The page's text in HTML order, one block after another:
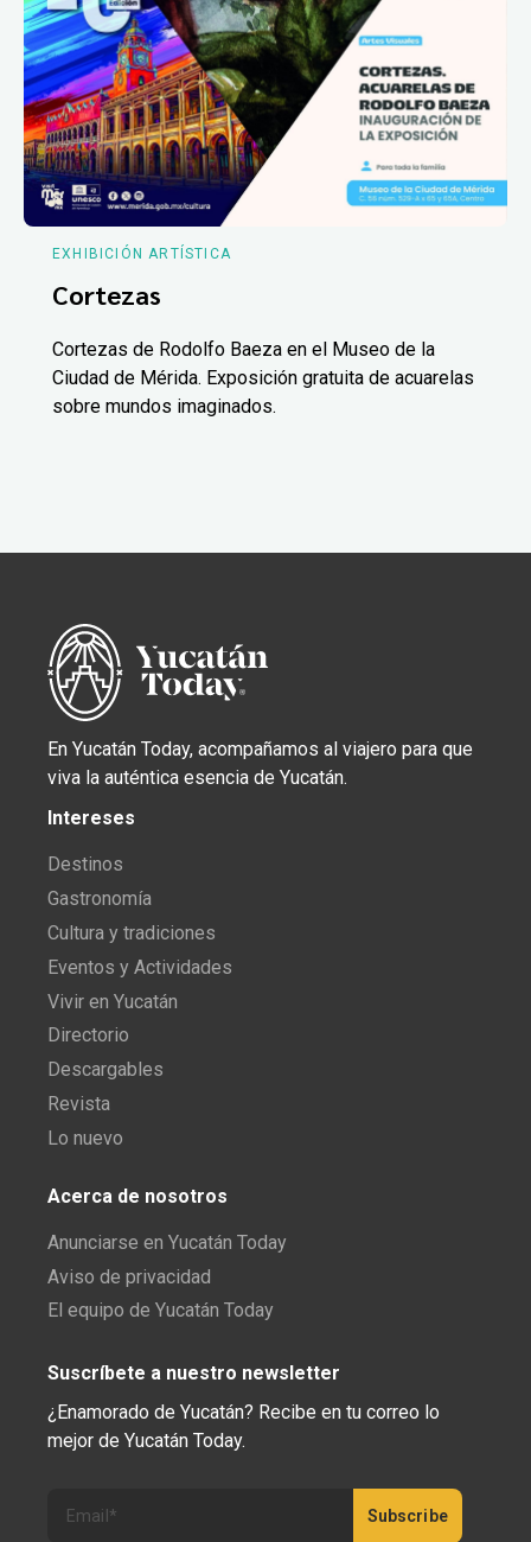
EXHIBICIÓN ARTÍSTICA
Cortezas
Cortezas de Rodolfo Baeza en el Museo de la
Ciudad de Mérida. Exposición gratuita de acuarelas
sobre mundos imaginados.
En Yucatán Today, acompañamos al viajero para que
viva la auténtica esencia de Yucatán.
Intereses
Destinos
Gastronomía
Cultura y tradiciones
Eventos y Actividades
Vivir en Yucatán
Directorio
Descargables
Revista
Lo nuevo
Acerca de nosotros
Anunciarse en Yucatán Today
Aviso de privacidad
El equipo de Yucatán Today
Suscríbete a nuestro newsletter
¿Enamorado de Yucatán? Recibe en tu correo lo
mejor de Yucatán Today.